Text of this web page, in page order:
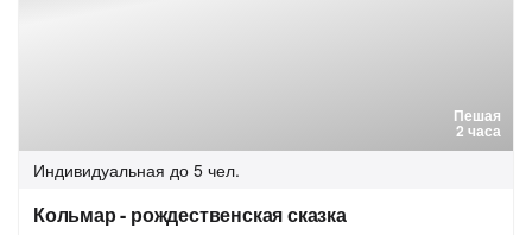
Пешая
2 часа
Индивидуальная до 5 чел.
Кольмар - рождественская сказка